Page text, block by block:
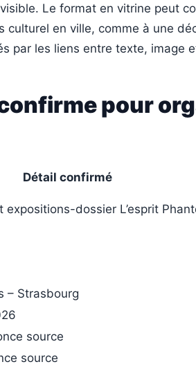
Le format en vitrine peut
culturel en ville, comme à une
par les liens entre texte, image
pour
Détail confirmé
expositions-dossier L’esprit
– Strasbourg
source
source